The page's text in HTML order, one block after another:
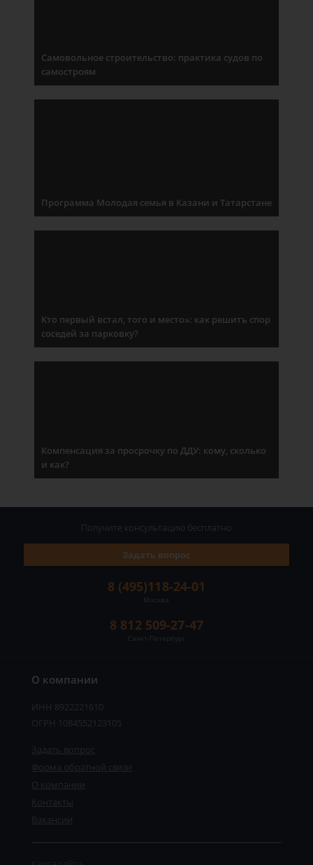
Самовольное строительство: практика судов по
самостроям
Программа Молодая семья в Казани и Татарстане
Кто первый встал, того и место»: как решить спор
соседей за парковку?
Компенсация за просрочку по ДДУ: кому, сколько
и как?
О компании
ИНН 8922221610
ОГРН 1084552123105
Задать вопрос
Форма обратной связи
О компании
Контакты
Вакансии
8 (495)118-24-01
Москва
8 812 509-27-47
Санкт-Петербург
Задать вопрос
Получите консультацию бесплатно